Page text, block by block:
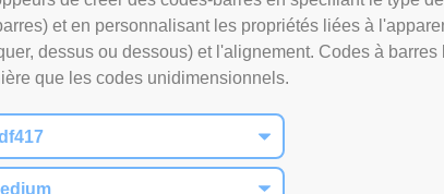
et en personnalisant les propriétés liées à
dessus ou dessous) et l'alignement. Codes à
que les codes unidimensionnels.